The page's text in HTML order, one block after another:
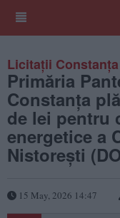
Licitații Constanța
Primăria
Constanța
de lei pentru
energetice a
Nistorești
15 May, 2026 14:47